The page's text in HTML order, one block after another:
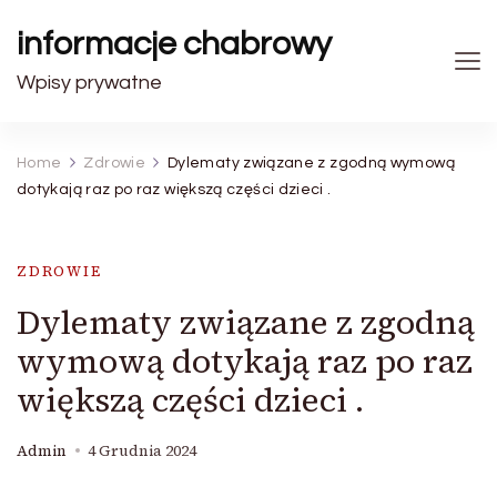
informacje chabrowy
Wpisy prywatne
Home Zdrowie
Dylematy związane z zgodną wymową
dotykają raz po raz większą części dzieci .
ZDROWIE
Dylematy związane z zgodną
wymową dotykają raz po raz
większą części dzieci .
Admin 4 Grudnia 2024